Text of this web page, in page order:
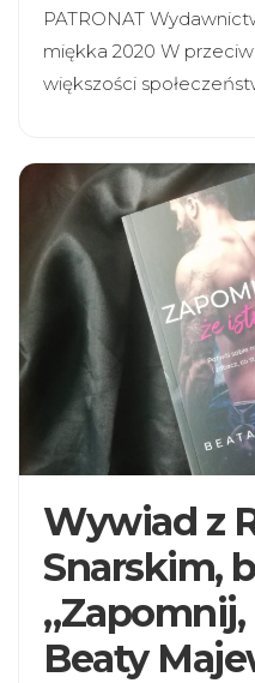
PATRONAT
miękka 2020 W
większości
Wywiad z
Snarskim,
„Zapomnij,
Beaty